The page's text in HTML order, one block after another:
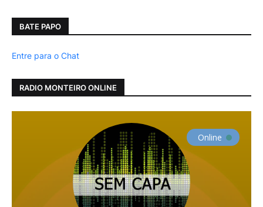
BATE PAPO
Entre para o Chat
RADIO MONTEIRO ONLINE